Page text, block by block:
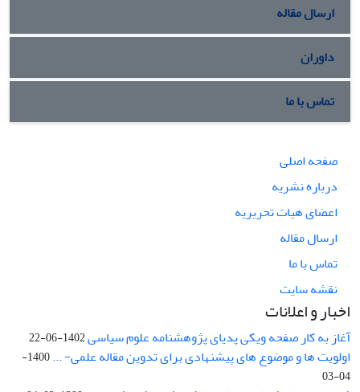
ارسال مقاله
داوران
تماس با ما
صفحه اصلی
درباره نشریه
اعضای هیات تحریریه
ارسال مقاله
تماس با ما
نقشه سایت
اخبار و اعلانات
آغاز به کار صفحه ویکی پدیای پژوهشنامه علوم سیاسی1402-06-22
اولویت ها و موضوع های پیشنهادی برای تدوین مقاله علمی- ...
1400-
04-03